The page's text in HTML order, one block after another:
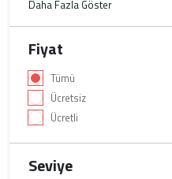
Daha Fazla Göster
Fiyat
Tümü
Ücretsiz
Ücretli
Seviye